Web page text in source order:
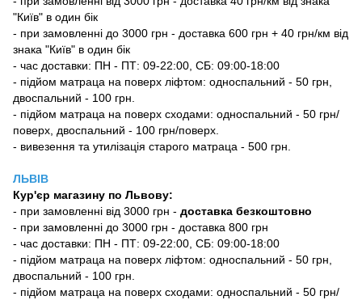
"Київ" в один бік
- при замовленні до 3000 грн - доставка 600 грн + 40 грн/км від
знака "Київ" в один бік
- час доставки: ПН - ПТ: 09-22:00, СБ: 09:00-18:00
- підйом матраца на поверх ліфтом: односпальний - 50 грн,
двоспальний - 100 грн.
- підйом матраца на поверх сходами: односпальний - 50 грн/
поверх, двоспальний - 100 грн/поверх.
- вивезення та утилізація старого матраца - 500 грн.
ЛЬВІВ
Кур'єр магазину по Львову:
- при замовленні від 3000 грн - доставка безкоштовно
- при замовленні до 3000 грн - доставка 800 грн
- час доставки: ПН - ПТ: 09-22:00, СБ: 09:00-18:00
- підйом матраца на поверх ліфтом: односпальний - 50 грн,
двоспальний - 100 грн.
- підйом матраца на поверх сходами: односпальний - 50 грн/